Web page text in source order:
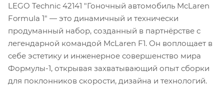
LEGO Technic 42141 "Гоночный автомобиль McLaren
Formula 1" — это динамичный и технически
продуманный набор, созданный в партнёрстве с
легендарной командой McLaren F1. Он воплощает в
себе эстетику и инженерное совершенство мира
Формулы-1, открывая захватывающий опыт сборки
для поклонников скорости, дизайна и технологий.